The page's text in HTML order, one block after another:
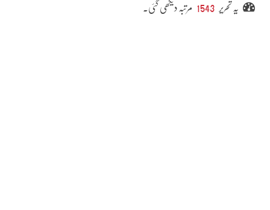
یہ تحریر 1543 مرتبہ دیکھی گئی۔